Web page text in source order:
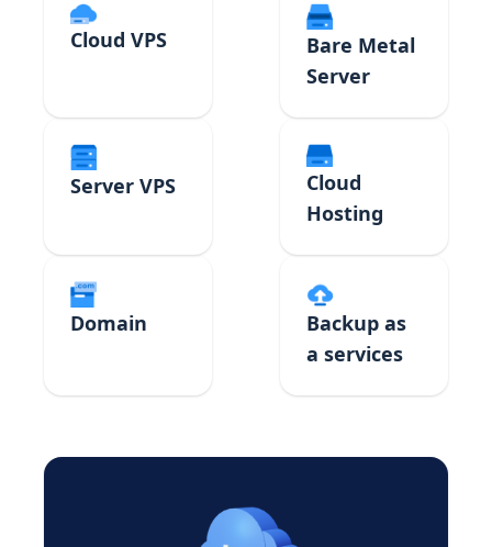
Cloud VPS
Bare Metal
Server
Server VPS
Cloud
Hosting
Domain
Backup as
a services